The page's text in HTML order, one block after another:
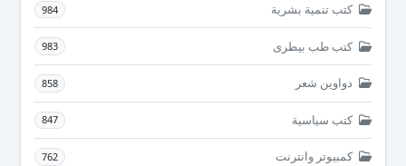
كتب تنمية بشرية 984
كتب طب بيطرى 983
دواوين شعر 858
كتب سياسية 847
كمبيوتر وانترنت 762